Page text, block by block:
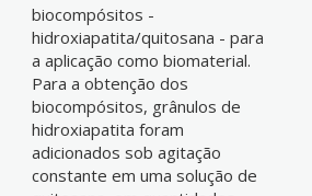
biocompósitos -
hidroxiapatita/quitosana - para
a aplicação como biomaterial.
Para a obtenção dos
biocompósitos, grânulos de
hidroxiapatita foram
adicionados sob agitação
constante em uma solução de